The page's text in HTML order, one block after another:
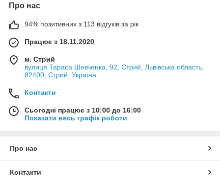
Про нас
94% позитивних з 113 відгуків за рік
Працює з 18.11.2020
м. Стрий
вулиця Тараса Шевченка, 92, Стрий, Львівська область,
82400, Стрий, Україна
Контакти
Сьогодні працює з 10:00 до 16:00
Показати весь графік роботи
Про нас
Контакти